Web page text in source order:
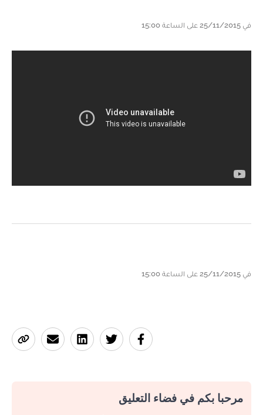
في 25/11/2015 على الساعة 15:00
في 25/11/2015 على الساعة 15:00
مرحبا بكم في فضاء التعليق